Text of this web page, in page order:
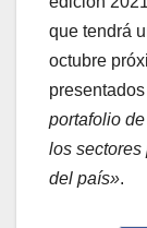
que tendrá
octubre
portafolio
los sectores
del país».